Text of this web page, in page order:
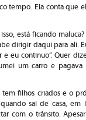
tempo. Ela conta que
está ficando
dirigir daqui para ali.
e eu continuo”. Quer
um carro e
filhos criados e o
sai de casa,
com o trânsito.